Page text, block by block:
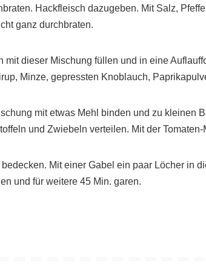
Hackfleisch dazugeben. Mit Salz,
ganz durchbraten.
mit dieser Mischung füllen und in eine
Minze, gepressten Knoblauch,
mit etwas Mehl binden und zu kleinen
und Zwiebeln verteilen. Mit der
Mit einer Gabel ein paar Löcher in
und für weitere 45 Min. garen.